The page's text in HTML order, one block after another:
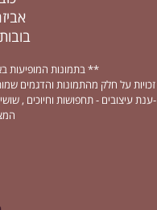
** בתמונות המופיעות
זכויות על חלק מהתמונות והדגמים